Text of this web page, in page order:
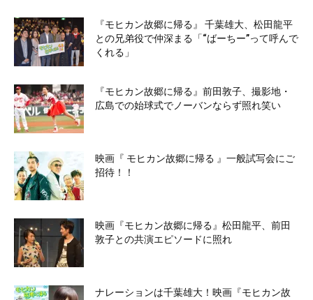
『モヒカン故郷に帰る』 千葉雄大、松田龍平
との兄弟役で仲深まる「“ばーちー”って呼んで
くれる」
『モヒカン故郷に帰る』前田敦子、撮影地・
広島での始球式でノーバンならず照れ笑い
映画『 モヒカン故郷に帰る 』一般試写会にご
招待！！
映画『モヒカン故郷に帰る』松田龍平、前田
敦子との共演エピソードに照れ
ナレーションは千葉雄大！映画『モヒカン故